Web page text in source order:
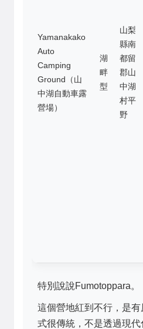
Yamanakako
Auto
Camping
Ground（山
中湖自動車露
營場）
湖
畔
型
山梨
縣南
都留
郡山
中湖
村平
野
特別說說Fumotoppara。
這個營地紅到不行，是
式很傳統，不是透過現